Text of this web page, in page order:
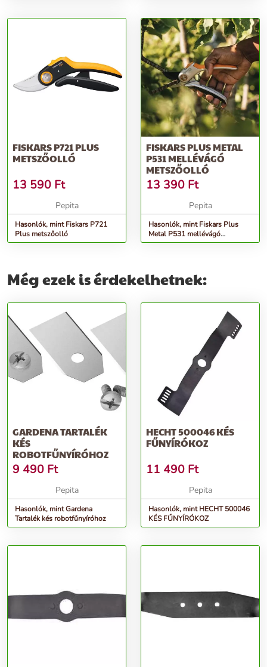
FISKARS P721 PLUS
METSZŐOLLÓ
13 590 Ft
Pepita
Hasonlók, mint Fiskars P721
Plus metszőolló
FISKARS PLUS METAL
P531 MELLÉVÁGÓ
METSZŐOLLÓ
13 390 Ft
Pepita
Hasonlók, mint Fiskars Plus
Metal P531 mellévágó
metszőolló
Még ezek is érdekelhetnek:
GARDENA TARTALÉK
KÉS
ROBOTFŰNYÍRÓHOZ
9 490 Ft
Pepita
Hasonlók, mint Gardena
Tartalék kés robotfűnyíróhoz
HECHT 500046 KÉS
FŰNYÍRÓKOZ
11 490 Ft
Pepita
Hasonlók, mint HECHT 500046
KÉS FŰNYÍRÓKOZ